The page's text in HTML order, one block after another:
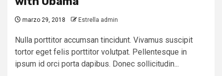
marzo 29, 2018 Estrella admin
Nulla porttitor accumsan tincidunt. Vivamus suscipit
tortor eget felis porttitor volutpat. Pellentesque in
ipsum id orci porta dapibus. Donec sollicitudin...